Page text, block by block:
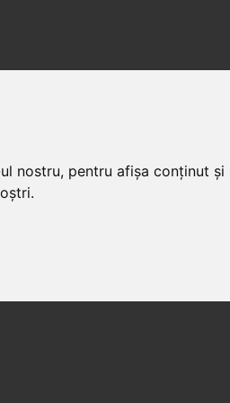
nostru, pentru afișa conținut și